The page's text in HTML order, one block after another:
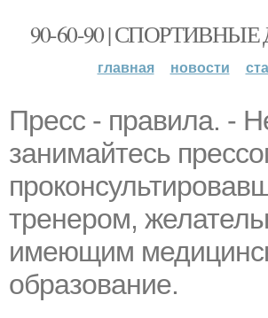
90-60-90 |
главная новости
Пресс - правила. -
занимайтесь
тренером,
имеющим
образование.